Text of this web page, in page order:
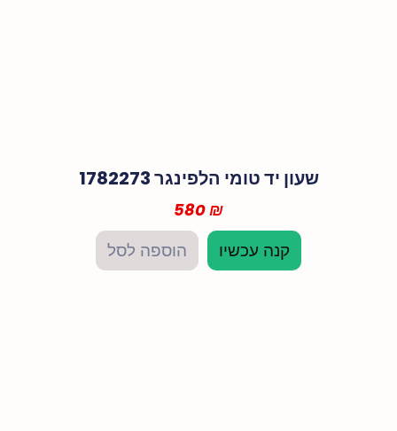
שעון יד טומי הלפינגר 1782273
580₪
קנה עכשיו הוספה לסל